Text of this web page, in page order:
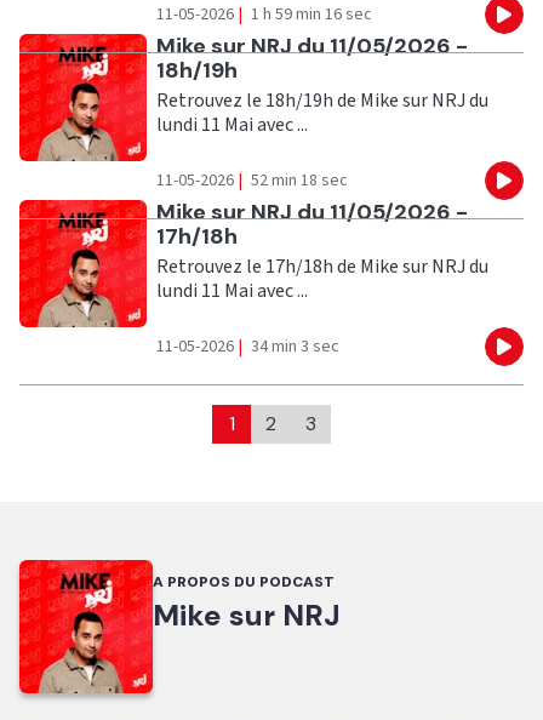
11-05-2026 | 1 h 59 min 16 sec
Ecouter
Mike sur NRJ du 11/05/2026 -
18h/19h
Retrouvez le 18h/19h de Mike sur NRJ du
lundi 11 Mai avec ...
11-05-2026 | 52 min 18 sec
Ecouter
Mike sur NRJ du 11/05/2026 -
17h/18h
Retrouvez le 17h/18h de Mike sur NRJ du
lundi 11 Mai avec ...
11-05-2026 | 34 min 3 sec
1 2 3
A PROPOS DU PODCAST
Mike sur NRJ